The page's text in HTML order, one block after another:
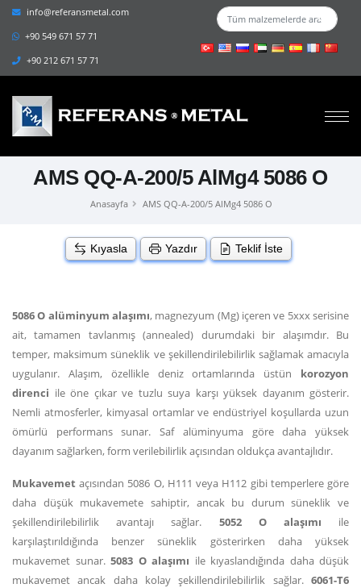
info@referansmetal.com
+90 549 671 57 71
+90 212 671 57 71
AMS QQ-A-200/5 AlMg4 5086 O
Anasayfa AMS QQ-A-200/5 AlMg4 5086 O
Kıyasla Yazdır Teklif İste
5086 O alüminyum alaşımı, magnezyum (Mg) içeren ve 5xxx serisine
ait, tamamen tavlanmış (annealed) durumdaki bir alaşımdır. Bu
temper, maksimum süneklik ve şekillendirilebilirlik sağlamak amacıyla
uygulanır. Alaşım, özellikle deniz ortamlarında üstün korozyon
direnci ile öne çıkar ve tuzlu suya karşı yüksek dayanım gösterir.
Nemli atmosferler, kimyasal ortamlar ve endüstriyel koşullarda uzun
ömürlü performans sunar. Saf alüminyuma göre daha yüksek
dayanım sağlarken, form verilebilirlik açısından oldukça avantajlıdır.
Mukavemet açısından 5086 O, H111 veya H112 gibi temperlere göre
daha düşük mukavemete sahiptir, ancak bu durum süneklik ve
şekillendirilebilirlik avantajı sağlar. 5052 O alaşımı ile
karşılaştırıldığında benzer süneklik gösterirken daha yüksek
mukavemet sunar. 5083 O alaşımı ile kıyaslandığında daha düşük
mukavemet ancak daha kolay şekillendirilebilirlik sağlar. 6061-T6